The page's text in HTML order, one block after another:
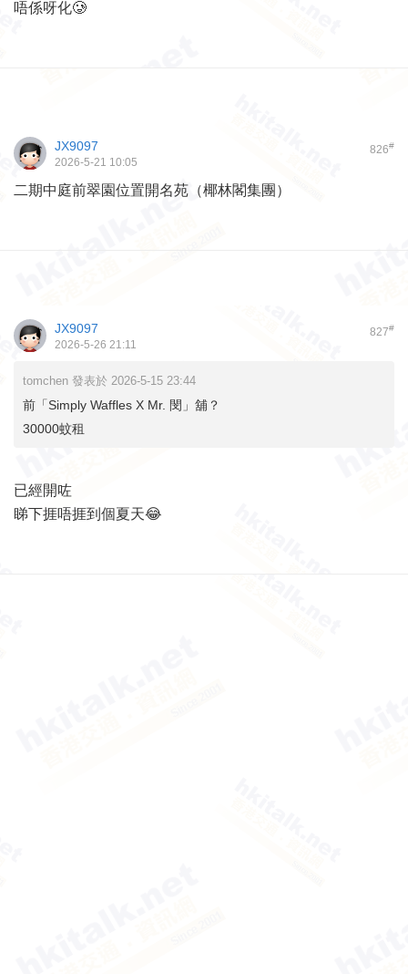
唔係呀化🥲
826#
JX9097
2026-5-21 10:05
二期中庭前翠園位置開名苑（椰林閣集團）
827#
JX9097
2026-5-26 21:11
tomchen 發表於 2026-5-15 23:44
前「Simply Waffles X Mr. 閔」舖？
30000蚊租
已經開咗
睇下捱唔捱到個夏天😂